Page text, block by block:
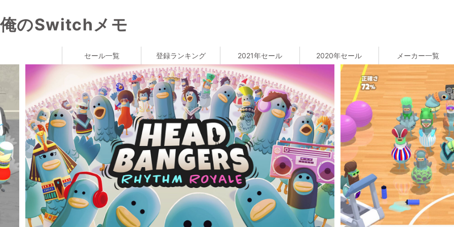
俺のSwitchメモ
セール一覧 登録ランキング 2021年セール 2020年セール メーカー一覧